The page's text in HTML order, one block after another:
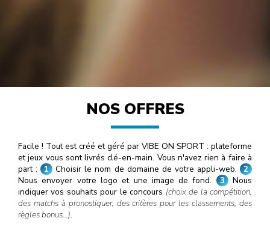
NOS OFFRES
Facile ! Tout est créé et géré par VIBE ON SPORT : plateforme
et jeux vous sont livrés clé-en-main. Vous n'avez rien à faire à
part : 1 Choisir le nom de domaine de votre appli-web. 2
Nous envoyer votre logo et une image de fond.
3 Nous
indiquer vos souhaits pour le concours (choix de la compétition,
des matchs à pronostiquer, des critères pour les classements, des
règles bonus…).